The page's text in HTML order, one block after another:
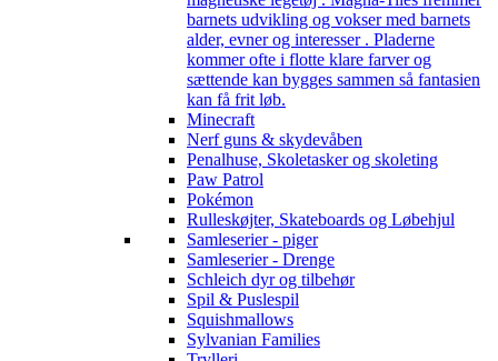
barnets udvikling og vokser med barnets
alder, evner og interesser . Pladerne
kommer ofte i flotte klare farver og
sættende kan bygges sammen så fantasien
kan få frit løb.
Minecraft
Nerf guns & skydevåben
Penalhuse, Skoletasker og skoleting
Paw Patrol
Pokémon
Rulleskøjter, Skateboards og Løbehjul
Samleserier - piger
Samleserier - Drenge
Schleich dyr og tilbehør
Spil & Puslespil
Squishmallows
Sylvanian Families